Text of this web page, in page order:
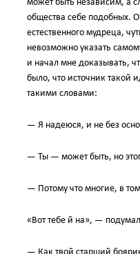
может быть независим, а
общества себе подобных.
естественного мудреца,
невозможно указать
и начал мне доказывать,
было, что источник такой
такими словами:
— Я надеюся, и не без
— Ты — может быть, но
— Потому что многие, в
«Вот тебе й на», —